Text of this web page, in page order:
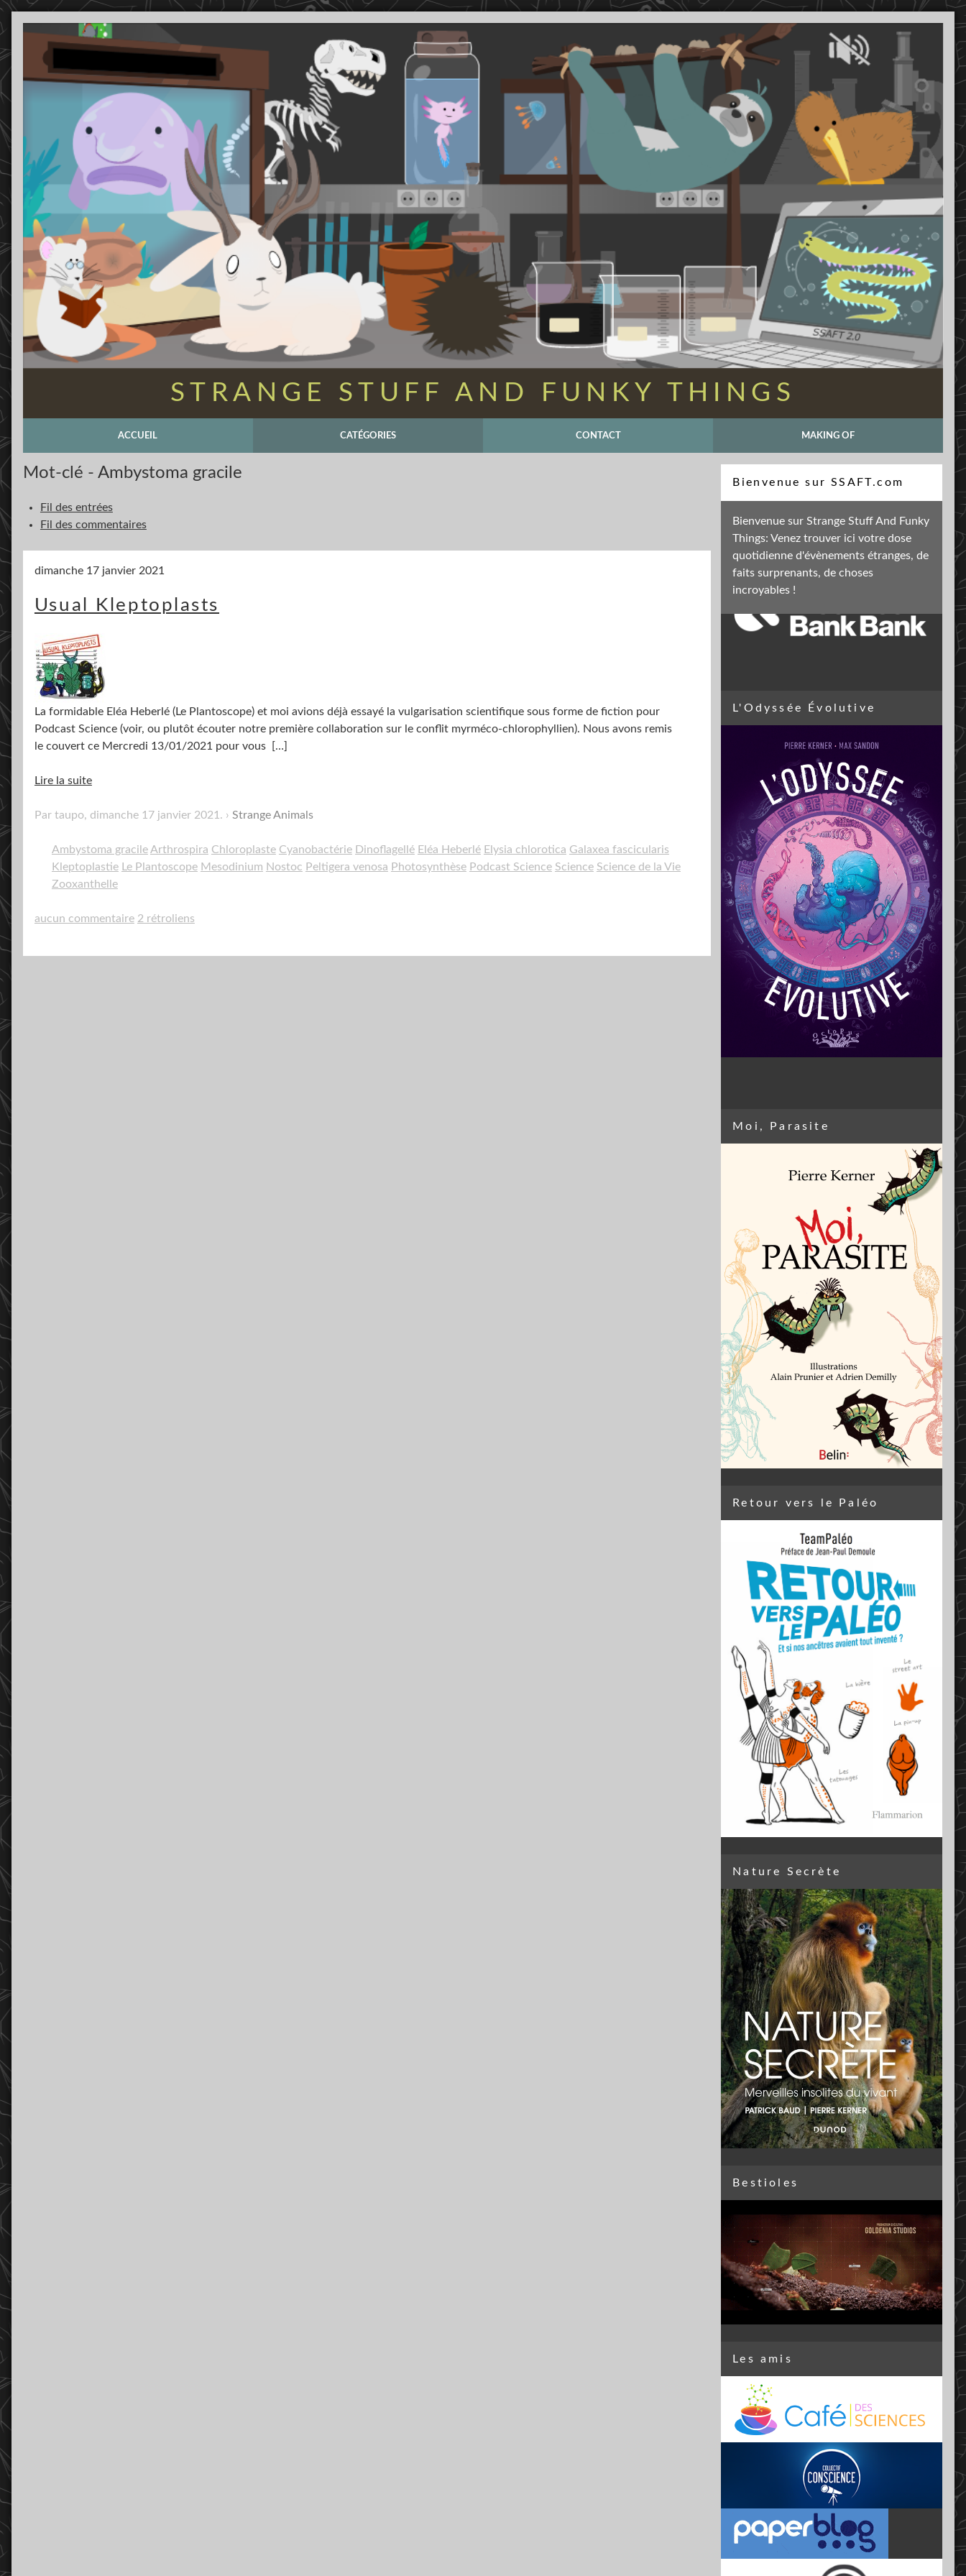
STRANGE STUFF AND FUNKY THINGS
ACCUEIL CATÉGORIES CONTACT MAKING OF
Mot-clé - Ambystoma gracile
Fil des entrées
Fil des commentaires
dimanche 17 janvier 2021
Usual Kleptoplasts
La formidable Eléa Heberlé (Le Plantoscope) et moi avions déjà essayé la vulgarisation scientifique sous forme de fiction pour
Podcast Science (voir, ou plutôt écouter notre première collaboration sur le conflit myrméco-chlorophyllien). Nous avons remis
le couvert ce Mercredi 13/01/2021 pour vous
[…]
Lire la suite
Par taupo, dimanche 17 janvier 2021 . Strange Animals
Ambystoma gracile Arthrospira Chloroplaste Cyanobactérie Dinoflagellé Eléa Heberlé Elysia chlorotica Galaxea fascicularis
Kleptoplastie Le Plantoscope Mesodinium Nostoc Peltigera venosa Photosynthèse Podcast Science Science Science de la Vie
Zooxanthelle
aucun commentaire 2 rétroliens
Bienvenue sur SSAFT.com
Bienvenue sur Strange Stuff And Funky
Things: Venez trouver ici votre dose
quotidienne d'évènements étranges, de
faits surprenants, de choses
incroyables !
Recherche
Soutenez mon activité
L'Odyssée Évolutive
Moi, Parasite
Retour vers le Paléo
Nature Secrète
Bestioles
Les amis